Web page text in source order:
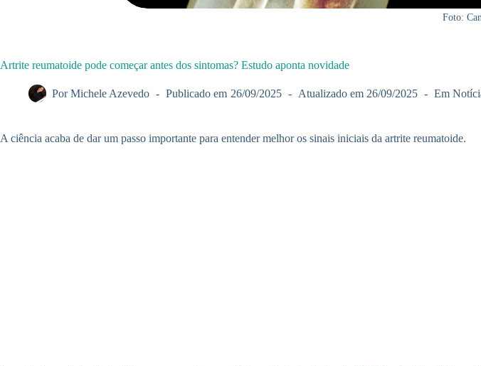
Foto:
Artrite reumatoide pode começar antes dos sintomas? Estudo aponta novidade
Por Michele Azevedo Publicado em 26/09/2025 Atualizado em 26/09/2025 Em
A ciência acaba de dar um passo importante para entender melhor os sinais iniciais da artrite reumatoide.